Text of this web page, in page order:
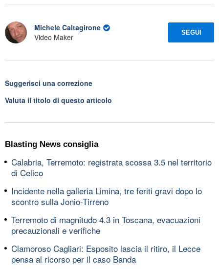
Michele Caltagirone
Video Maker
SEGUI
Suggerisci una correzione
Valuta il titolo di questo articolo
Blasting News consiglia
Calabria, Terremoto: registrata scossa 3.5 nel territorio
di Celico
Incidente nella galleria Limina, tre feriti gravi dopo lo
scontro sulla Jonio-Tirreno
Terremoto di magnitudo 4.3 in Toscana, evacuazioni
precauzionali e verifiche
Clamoroso Cagliari: Esposito lascia il ritiro, il Lecce
pensa al ricorso per il caso Banda